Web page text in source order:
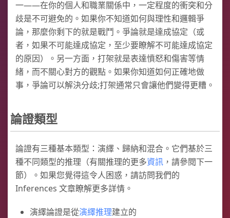
一——在你的個人和職業關係中，一定程度的衝突和分
歧是不可避免的。如果你不知道如何與理性和邏輯爭
論，那麼你剩下的就是戰鬥。爭論就是達成協定（或
者，如果不可能達成協定，至少要瞭解不可能達成協定
的原因）。另一方面，打架就是表達憤怒和傷害等情
緒，而不關心對方的觀點。如果你知道如何正確地做
事，爭論可以解決分歧;打架通常只會讓他們變得更糟。
論證類型
論證有三種基本類型：演繹、歸納和混合。它們基於三
種不同類型的推理（有關推理的更多資訊 ，請參閱下一
節）。如果您覺得這令人困惑，請訪問我們的
Inferences 文章瞭解更多詳情。
演繹論證是從演繹推理建立的